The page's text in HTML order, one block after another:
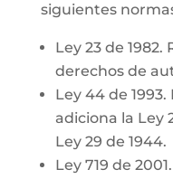
siguientes
Ley 23 de
derechos de
Ley 44 de
adiciona la Ley
Ley 29 de 1944.
Ley 719 de